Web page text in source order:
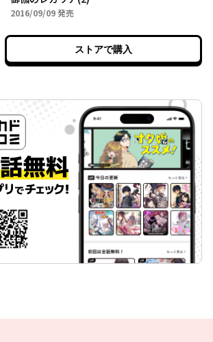
2016/09/092016年09月09日
発売
ストアで購入